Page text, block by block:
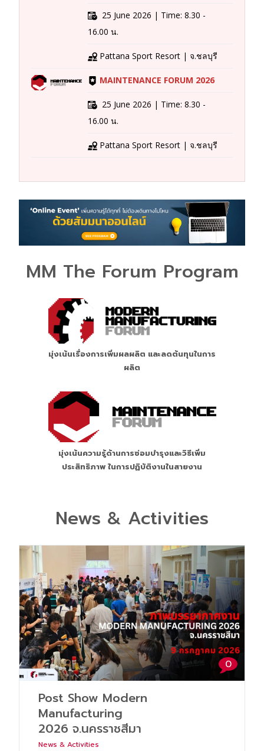
25 June 2026 | Time: 8.30 -
16.00 น.
Pattana Sport Resort | จ.ชลบุรี
MAINTENANCE FORUM 2026
25 June 2026 | Time: 8.30 -
16.00 น.
Pattana Sport Resort | จ.ชลบุรี
MM The Forum Program
มุ่งเน้นเรื่องการเพิ่มผลผลิต และลดต้นทุนในการ
ผลิต
มุ่งเน้นความรู้ด้านการซ่อมบำรุงและวิธีเพิ่ม
ประสิทธิภาพ ในการปฏิบัติงานในสายงาน
News & Activities
0
Post Show Modern
Manufacturing
2026 จ.นครราชสีมา
News & Activities